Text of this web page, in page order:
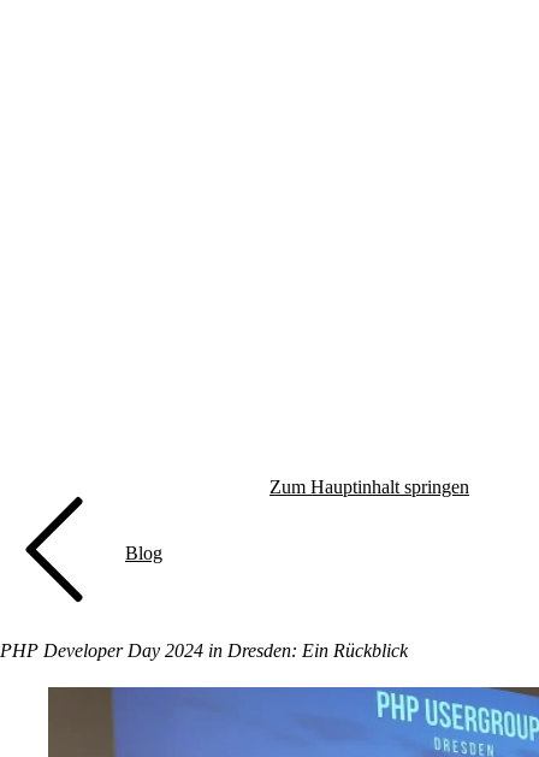
Zum Hauptinhalt springen
Blog
PHP Developer Day 2024 in Dresden: Ein Rückblick
PHP Developer Day 2024 in Dresden: Ein Rückblick